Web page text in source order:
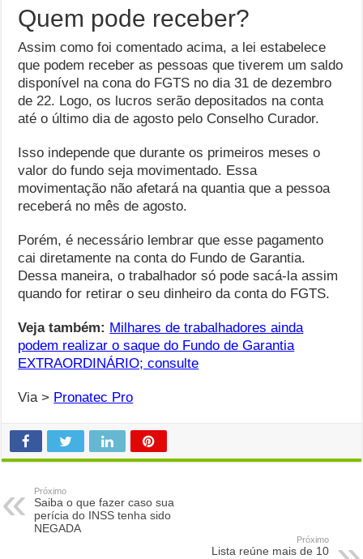
Quem pode receber?
Assim como foi comentado acima, a lei estabelece
que podem receber as pessoas que tiverem um saldo
disponível na cona do FGTS no dia 31 de dezembro
de 22. Logo, os lucros serão depositados na conta
até o último dia de agosto pelo Conselho Curador.
Isso independe que durante os primeiros meses o
valor do fundo seja movimentado. Essa
movimentação não afetará na quantia que a pessoa
receberá no mês de agosto.
Porém, é necessário lembrar que esse pagamento
cai diretamente na conta do Fundo de Garantia.
Dessa maneira, o trabalhador só pode sacá-la assim
quando for retirar o seu dinheiro da conta do FGTS.
Veja também: Milhares de trabalhadores ainda
podem realizar o saque do Fundo de Garantia
EXTRAORDINÁRIO; consulte
Via > Pronatec Pro
Próximo
Saiba o que fazer caso sua
perícia do INSS tenha sido
NEGADA
Próximo
Lista reúne mais de 10